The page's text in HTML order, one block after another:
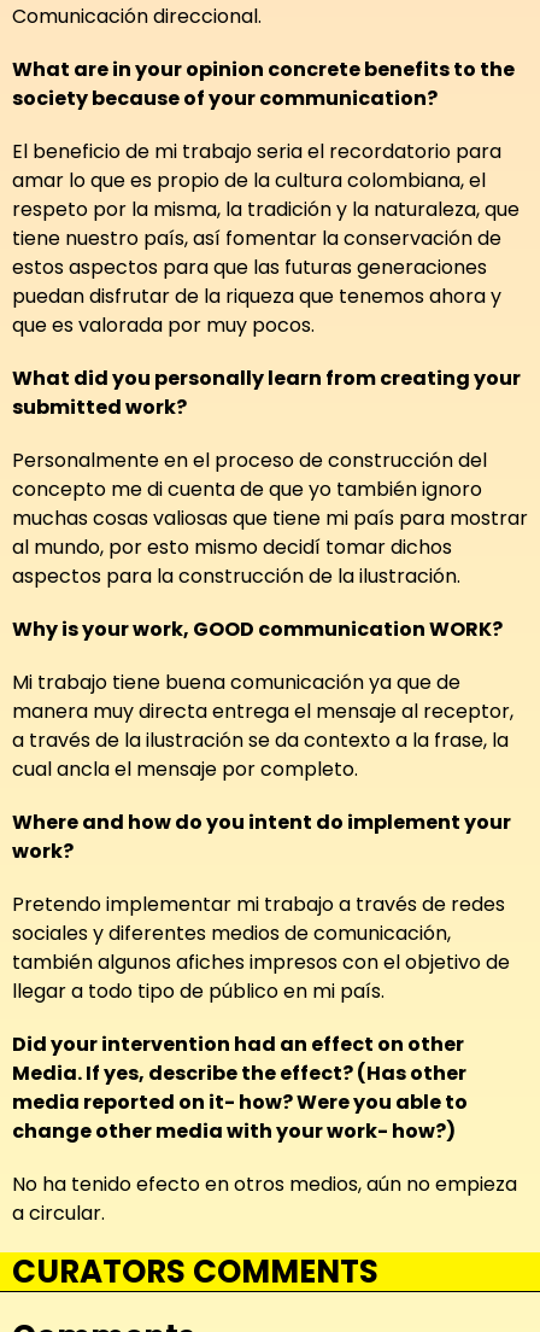
Comunicación direccional.
What are in your opinion concrete benefits to the
society because of your communication?
El beneficio de mi trabajo seria el recordatorio para
amar lo que es propio de la cultura colombiana, el
respeto por la misma, la tradición y la naturaleza, que
tiene nuestro país, así fomentar la conservación de
estos aspectos para que las futuras generaciones
puedan disfrutar de la riqueza que tenemos ahora y
que es valorada por muy pocos.
What did you personally learn from creating your
submitted work?
Personalmente en el proceso de construcción del
concepto me di cuenta de que yo también ignoro
muchas cosas valiosas que tiene mi país para mostrar
al mundo, por esto mismo decidí tomar dichos
aspectos para la construcción de la ilustración.
Why is your work, GOOD communication WORK?
Mi trabajo tiene buena comunicación ya que de
manera muy directa entrega el mensaje al receptor,
a través de la ilustración se da contexto a la frase, la
cual ancla el mensaje por completo.
Where and how do you intent do implement your
work?
Pretendo implementar mi trabajo a través de redes
sociales y diferentes medios de comunicación,
también algunos afiches impresos con el objetivo de
llegar a todo tipo de público en mi país.
Did your intervention had an effect on other
Media. If yes, describe the effect? (Has other
media reported on it- how? Were you able to
change other media with your work- how?)
No ha tenido efecto en otros medios, aún no empieza
a circular.
CURATORS COMMENTS